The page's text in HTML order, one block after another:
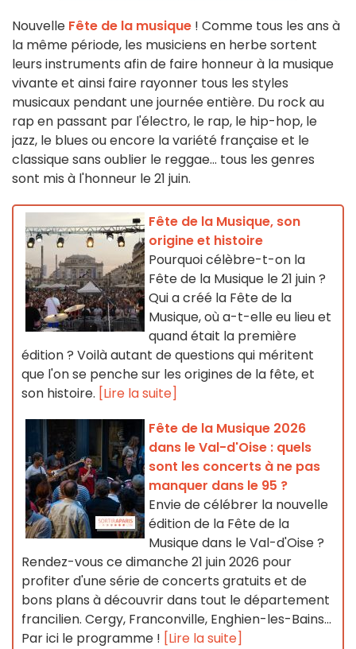
Nouvelle Fête de la musique ! Comme tous les ans à
la même période, les musiciens en herbe sortent
leurs instruments afin de faire honneur à la musique
vivante et ainsi faire rayonner tous les styles
musicaux pendant une journée entière. Du rock au
rap en passant par l'électro, le rap, le hip-hop, le
jazz, le blues ou encore la variété française et le
classique sans oublier le reggae... tous les genres
sont mis à l'honneur le 21 juin.
Fête de la Musique, son
origine et histoire
Pourquoi célèbre-t-on la
Fête de la Musique le 21 juin ?
Qui a créé la Fête de la
Musique, où a-t-elle eu lieu et
quand était la première
édition ? Voilà autant de questions qui méritent
que l'on se penche sur les origines de la fête, et
son histoire. [Lire la suite]
Fête de la Musique 2026
dans le Val-d'Oise : quels
sont les concerts à ne pas
manquer dans le 95 ?
Envie de célébrer la nouvelle
édition de la Fête de la
Musique dans le Val-d'Oise ?
Rendez-vous ce dimanche 21 juin 2026 pour
profiter d'une série de concerts gratuits et de
bons plans à découvrir dans tout le département
francilien. Cergy, Franconville, Enghien-les-Bains...
Par ici le programme ! [Lire la suite]